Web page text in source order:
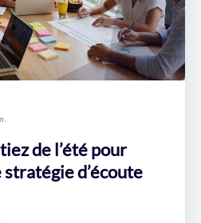
de l’été pour
d’écoute